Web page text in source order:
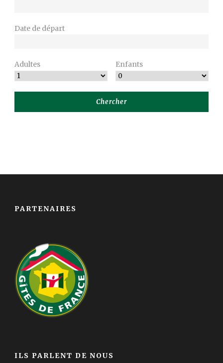
Date de départ
Adultes Enfants
PARTENAIRES
ILS PARLENT DE NOUS